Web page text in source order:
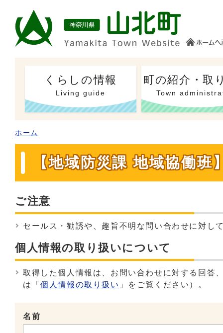
くらしの情報
Living guide
町の紹介・取
Town
ホーム
【地域防災課 地域協働班
ご注意
セールス・勧誘や、趣旨不明な問い合わせに対し
個人情報の取り扱いについて
取得した個人情報は、お問い合わせに対する回答
は「個人情報の取り扱い 」をご覧ください）。
名前